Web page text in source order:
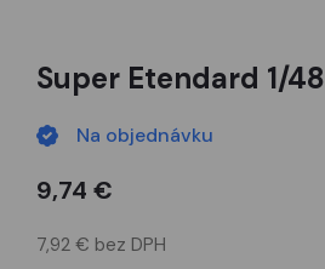
Super Etendard 1/48
Na objednávku
9,74 €
7,92 € bez DPH